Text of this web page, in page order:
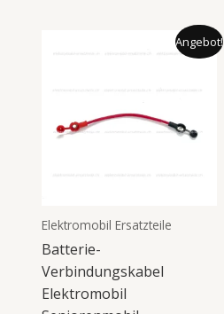
Angebot!
Elektromobil Ersatzteile
Batterie-
Verbindungskabel
Elektromobil
UrsprünglicherAktueller
Preis